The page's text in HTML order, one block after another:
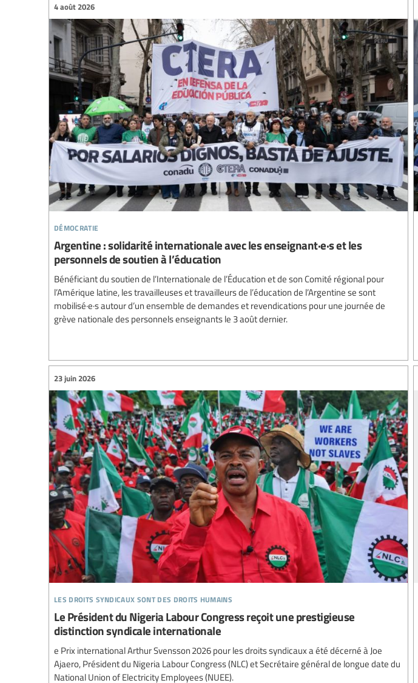
démocratie
4 août 2026
Argentine : solidarité internationale avec les enseignant·e·s et les
personnels de soutien à l’éducation
Bénéficiant du soutien de l’Internationale de l’Éducation et de son Comité régional pour
l’Amérique latine, les travailleuses et travailleurs de l’éducation de l’Argentine se sont
mobilisé·e·s autour d’un ensemble de demandes et revendications pour une journée de
grève nationale des personnels enseignants le 3 août dernier.
les droits syndicaux sont des droits humains
23 juin 2026
Le Président du Nigeria Labour Congress reçoit une prestigieuse
distinction syndicale internationale
e Prix international Arthur Svensson 2026 pour les droits syndicaux a été décerné à Joe
Ajaero, Président du Nigeria Labour Congress (NLC) et Secrétaire général de longue date du
National Union of Electricity Employees (NUEE).